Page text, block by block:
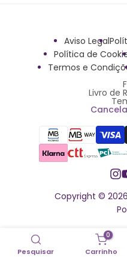
Aviso Legal
Política de
Termos e
Livro de
Copyright ©
Pesquisar
0
Carrinho